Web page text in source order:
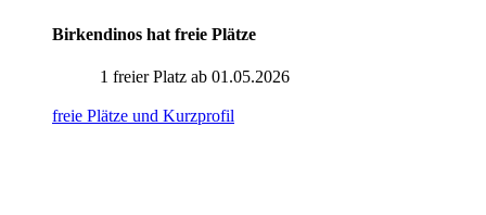
Birkendinos hat freie Plätze
1 freier Platz ab 01.05.2026
freie Plätze und Kurzprofil